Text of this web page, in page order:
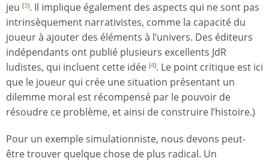
jeu (3). Il implique également des aspects qui ne sont pas
intrinsèquement narrativistes, comme la capacité du
joueur à ajouter des éléments à l’univers. Des éditeurs
indépendants ont publié plusieurs excellents JdR
ludistes, qui incluent cette idée (4). Le point critique est ici
que le joueur qui crée une situation présentant un
dilemme moral est récompensé par le pouvoir de
résoudre ce problème, et ainsi de construire l’histoire.)
Pour un exemple simulationniste, nous devons peut-
être trouver quelque chose de plus radical. Un